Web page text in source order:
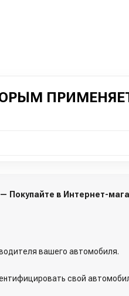
Покупайте в Интернет-
вашего автомобиля.
свой